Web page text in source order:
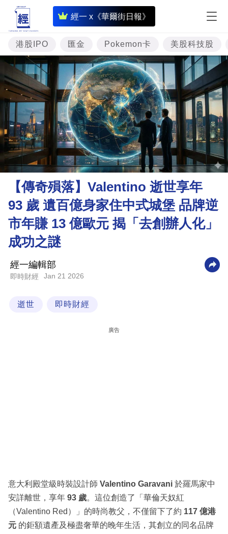
經一 x《華爾街日報》
即
時
財
經
專
題
投
資
樓
市
理
財
商
業
職
生
港股IPO 匯金 Pokemon卡 美股科技股
【傳奇殞落】Valentino 逝世享年
93 歲 遺百億身家住中式城堡 品牌逆
市年賺 13 億歐元 揭「去創辦人化」
成功之謎
經一編輯部
即時財經 Jan 21 2026
逝世 即時財經
廣告
意大利殿堂級時裝設計師 Valentino Garavani 於羅馬家中
安詳離世，享年 93 歲。這位創造了「華倫天奴紅
（Valentino Red）」的時尚教父，不僅留下了約 117 億港
元 的鉅額遺產及極盡奢華的晚年生活，其創立的同名品牌